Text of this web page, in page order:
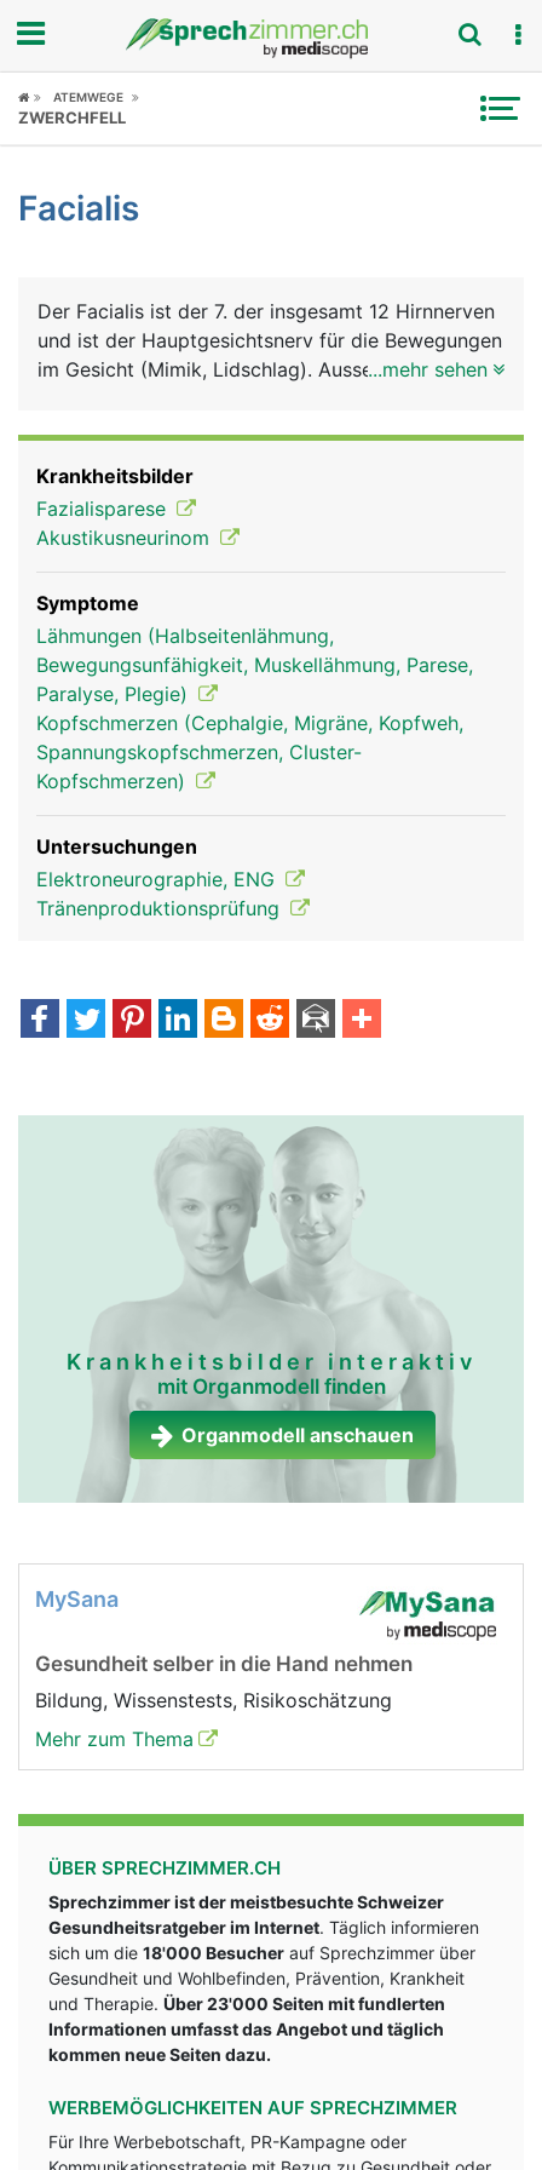
Fokus
Symptome
News
Rubriken
ATEMWEGE
ZWERCHFELL
Facialis
Der Facialis ist der 7. der insgesamt 12 Hirnnerven
und ist der Hauptgesichtsnerv für die Bewegungen
im Gesicht (Mimik, Lidschlag). Ausserdem steuert
Facialis Frau Facialis Mann
...mehr sehen
Krankheitsbilder
Fazialisparese
Akustikusneurinom
Symptome
Lähmungen (Halbseitenlähmung,
Bewegungsunfähigkeit, Muskellähmung, Parese,
Paralyse, Plegie)
Kopfschmerzen (Cephalgie, Migräne, Kopfweh,
Spannungskopfschmerzen, Cluster-
Kopfschmerzen)
Untersuchungen
Elektroneurographie, ENG
Tränenproduktionsprüfung
Krankheitsbilder interaktiv
mit Organmodell finden
Organmodell anschauen
MySana
Gesundheit selber in die Hand nehmen
Bildung, Wissenstests, Risikoschätzung
Mehr zum Thema
ÜBER SPRECHZIMMER.CH
Sprechzimmer ist der meistbesuchte Schweizer
Gesundheitsratgeber im Internet. Täglich informieren
sich um die 18'000 Besucher auf Sprechzimmer über
Gesundheit und Wohlbefinden, Prävention, Krankheit
und Therapie. Über 23'000 Seiten mit fundlerten
Informationen umfasst das Angebot und täglich
kommen neue Seiten dazu.
WERBEMÖGLICHKEITEN AUF SPRECHZIMMER
Für Ihre Werbebotschaft, PR-Kampagne oder